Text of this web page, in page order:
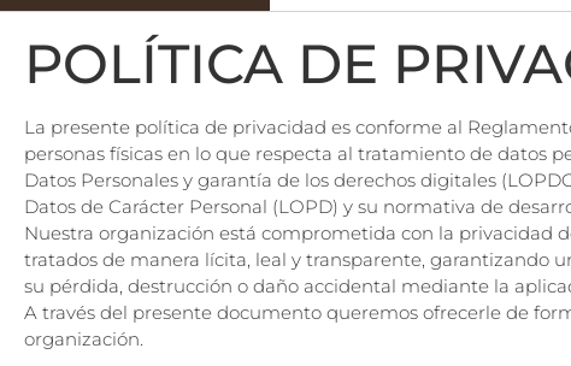
POLÍTICA DE
La presente política de privacidad es conforme al
personas físicas en lo que respecta al tratamiento de datos
Datos Personales y garantía de los derechos digitales
Datos de Carácter Personal (LOPD) y su normativa de
Nuestra organización está comprometida con la privacidad
tratados de manera lícita, leal y transparente, garantizando
su pérdida, destrucción o daño accidental mediante la
A través del presente documento queremos ofrecerle de
organización.